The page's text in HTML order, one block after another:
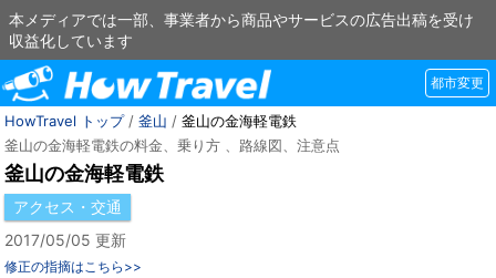
本メディアでは一部、事業者から商品やサービスの広告出稿を受け
収益化しています
都市変更
HowTravel トップ/ 釜山 / 釜山の金海軽電鉄
釜山の金海軽電鉄の料金、乗り方 、路線図、注意点
釜山の金海軽電鉄
アクセス・交通
2017/05/05 更新
修正の指摘はこちら>>